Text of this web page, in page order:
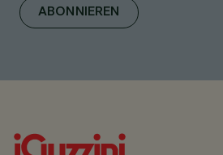
ABONNIEREN